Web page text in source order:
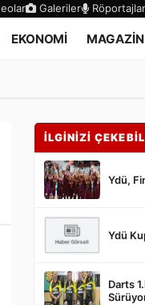
Galeriler Röportajlar
EKONOMİ MAGAZİN
İLGİNİZİ
Ydü,
Ydü
Darts